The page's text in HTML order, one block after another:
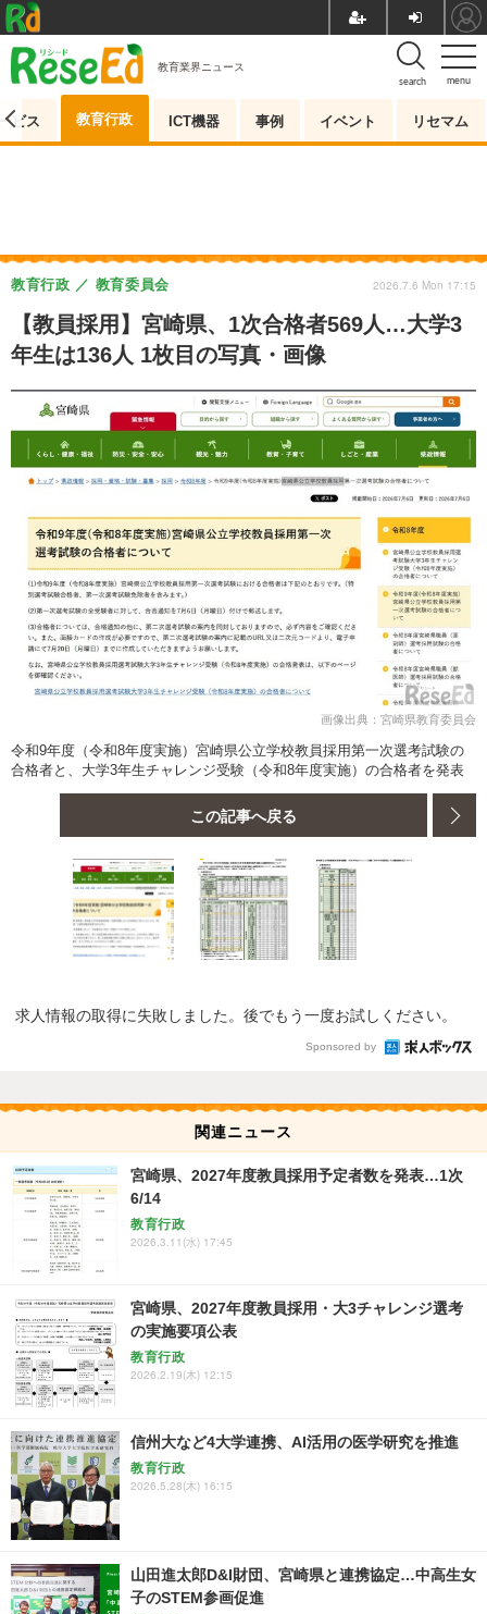
menu
search
教育業界ニュース
ビス 教育行政 ICT機器 事例 イベント リセマム
【教員採用】宮崎県、1次合格者569人…大学3
年生は136人 1枚目の写真・画像
教育行政 教育委員会 2026.7.6 Mon 17:15
画像出典：宮崎県教育委員会
令和9年度（令和8年度実施）宮崎県公立学校教員採用第一次選考試験の
合格者と、大学3年生チャレンジ受験（令和8年度実施）の合格者を発表
この記事へ戻る
求人情報の取得に失敗しました。後でもう一度お試しください。
Sponsored by
関連ニュース
宮崎県、2027年度教員採用予定者数を発表…1次
6/14
教育行政
2026.3.11(水) 17:45
宮崎県、2027年度教員採用・大3チャレンジ選考
の実施要項公表
教育行政
2026.2.19(木) 12:15
信州大など4大学連携、AI活用の医学研究を推進
教育行政
2026.5.28(木) 16:15
山田進太郎D&I財団、宮崎県と連携協定…中高生女
子のSTEM参画促進